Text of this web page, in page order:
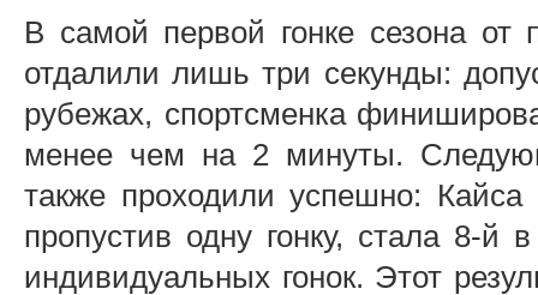
В самой первой гонке сезона от
отдалили лишь три секунды:
рубежах, спортсменка
менее чем на 2 минуты.
также проходили успешно:
пропустив одну гонку, стала 8-й
индивидуальных гонок. Этот